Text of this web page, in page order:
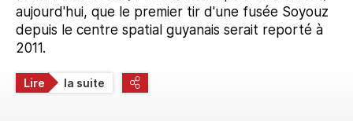
aujourd'hui, que le premier tir d'une fusée Soyouz
depuis le centre spatial guyanais serait reporté à
2011.
Lire la suite